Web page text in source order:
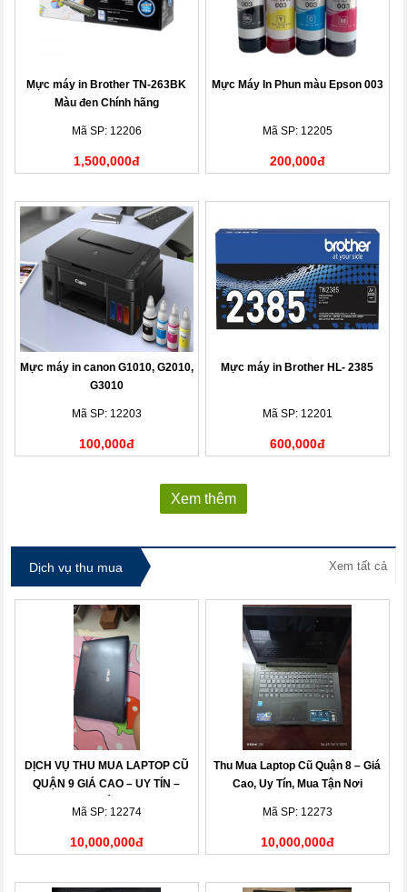
Mực máy in Brother TN-263BK
Màu đen Chính hãng
Mã SP: 12206
1,500,000đ
Mực Máy In Phun màu Epson 003
Mã SP: 12205
200,000đ
Mực máy in canon G1010, G2010,
G3010
Mã SP: 12203
100,000đ
Mực máy in Brother HL- 2385
Mã SP: 12201
600,000đ
Xem thêm
Dịch vụ thu mua Xem tất cả
DỊCH VỤ THU MUA LAPTOP CŨ
QUẬN 9 GIÁ CAO – UY TÍN –
Mã SP: 12274
10,000,000đ
Thu Mua Laptop Cũ Quận 8 – Giá
Cao, Uy Tín, Mua Tận Nơi
Mã SP: 12273
10,000,000đ